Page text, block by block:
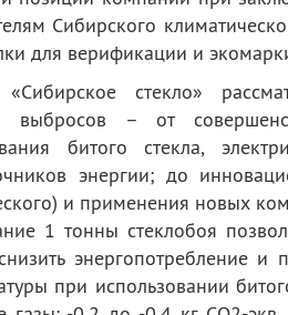
Сибирского
для верификации и
стекло»
выбросов – от
битого стекла,
энергии; до
и применения новых
1 тонны стеклобоя
энергопотребление
при использовании